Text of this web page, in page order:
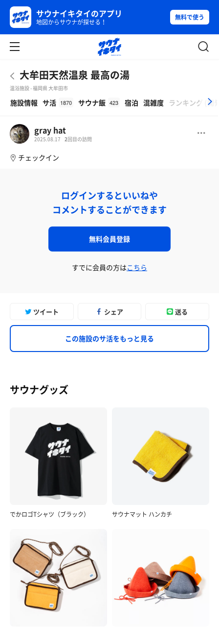
サウナイキタイのアプリ
地図からサウナが探せる！
無料で使う
大牟田天然温泉 最高の湯
温浴施設 - 福岡県 大牟田市
施設情報 サ活 1870 サウナ飯 423 宿泊 混雑度 ランキング 開
gray hat
2025.08.17 2回目の訪問
チェックイン
ログインするといいねや
コメントすることができます
無料会員登録
すでに会員の方はこちら
ツイート シェア 送る
この施設のサ活をもっと見る
サウナグッズ
でかロゴTシャツ（ブラック） サウナマット ハンカチ